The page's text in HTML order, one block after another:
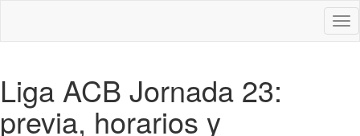
Liga ACB Jornada 23:
previa, horarios y